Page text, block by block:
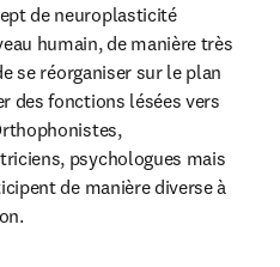
de neuroplasticité
humain, de manière très
se réorganiser sur le plan
des fonctions lésées vers
psychologues mais
de manière diverse à